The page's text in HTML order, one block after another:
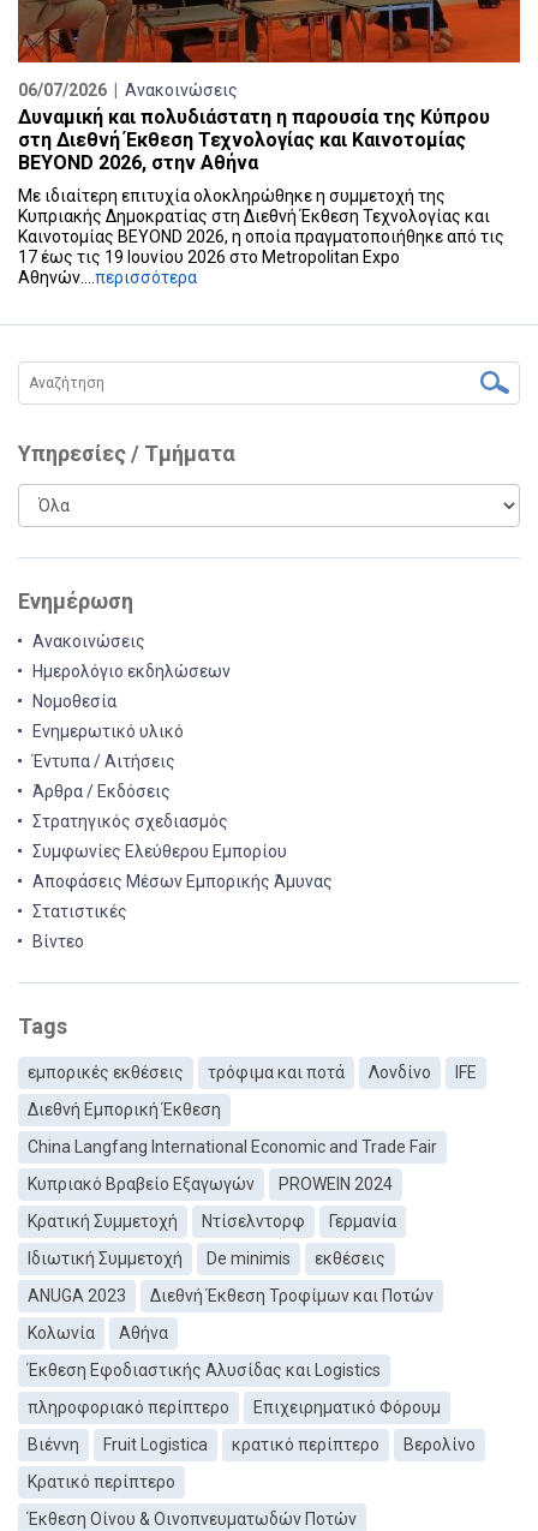
06/07/2026 | Ανακοινώσεις
Δυναμική και πολυδιάστατη η παρουσία της Κύπρου
στη Διεθνή Έκθεση Τεχνολογίας και Καινοτομίας
BEYOND 2026, στην Αθήνα
Με ιδιαίτερη επιτυχία ολοκληρώθηκε η συμμετοχή της
Κυπριακής Δημοκρατίας στη Διεθνή Έκθεση Τεχνολογίας και
Καινοτομίας BEYOND 2026, η οποία πραγματοποιήθηκε από τις
17 έως τις 19 Ιουνίου 2026 στο Metropolitan Expo
Αθηνών....περισσότερα
Υπηρεσίες / Τμήματα
Ενημέρωση
Ανακοινώσεις
Ημερολόγιο εκδηλώσεων
Νομοθεσία
Ενημερωτικό υλικό
Έντυπα / Αιτήσεις
Άρθρα / Εκδόσεις
Στρατηγικός σχεδιασμός
Συμφωνίες Ελεύθερου Εμπορίου
Αποφάσεις Μέσων Εμπορικής Άμυνας
Στατιστικές
Βίντεο
Tags
εμπορικές εκθέσεις τρόφιμα και ποτά Λονδίνο
IFE
Διεθνή Εμπορική Έκθεση
China Langfang International Economic and Trade Fair
Κυπριακό Βραβείο Εξαγωγών
PROWEIN 2024
Κρατική Συμμετοχή
Ντίσελντορφ
Γερμανία
Ιδιωτική Συμμετοχή
De minimis
εκθέσεις
ANUGA 2023
Διεθνή Έκθεση Τροφίμων και Ποτών
Κολωνία
Αθήνα
Έκθεση Εφοδιαστικής Αλυσίδας και Logistics
πληροφοριακό περίπτερο
Επιχειρηματικό Φόρουμ
Βιέννη
Fruit Logistica κρατικό περίπτερο
Βερολίνο
Κρατικό περίπτερο
Έκθεση Οίνου & Οινοπνευματωδών Ποτών